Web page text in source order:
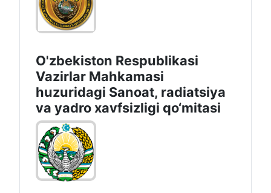
O'zbekiston Respublikasi
Vazirlar Mahkamasi
huzuridagi Sanoat, radiatsiya
va yadro xavfsizligi qo‘mitasi